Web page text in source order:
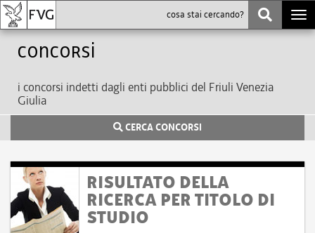
Concorsi
i concorsi indetti dagli enti pubblici del Friuli Venezia
Giulia
CERCA CONCORSI
RISULTATO DELLA
RICERCA PER TITOLO DI
STUDIO